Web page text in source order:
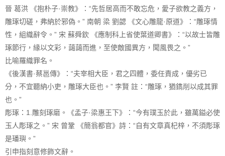
晉 葛洪 《抱朴子·崇教》：“先哲居高而不敢忘危，愛子欲教之義方，
雕琢切磋，弗納於邪偽。” 南朝 梁 劉勰 《文心雕龍·原道》：“雕琢情
性，組織辭令。” 宋 蘇舜欽 《應制科上省使葉道卿書》：“以故士皆雕
琢節行，緣以文彩，藹藹而進，至使敵國異方，聞風畏之。”
比喻羅織罪名。
《後漢書·蔡邕傳》：“夫宰相大臣，君之四體，委任責成，優劣已
分，不宜聽納小吏，雕琢大臣也。” 李賢 註：“雕琢，猶鐫削以成其罪
也。”
彫琢：1.雕刻琢磨。《孟子·梁惠王下》：“今有璞玉於此，雖萬鎰必使
玉人彫琢之。” 宋 曾鞏 《簡翁都官》詩：“自有文章真杞梓，不須彫琢
是璠璵。”
引申指刻意修飾文辭。